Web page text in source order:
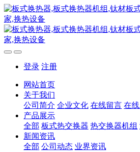
登录 注册
网站首页
关于我们
公司简介 企业文化 在线留言 在
产品展示
全部 板式热交换器 热交换器机组
新闻资讯
全部 公司动态 业界资讯